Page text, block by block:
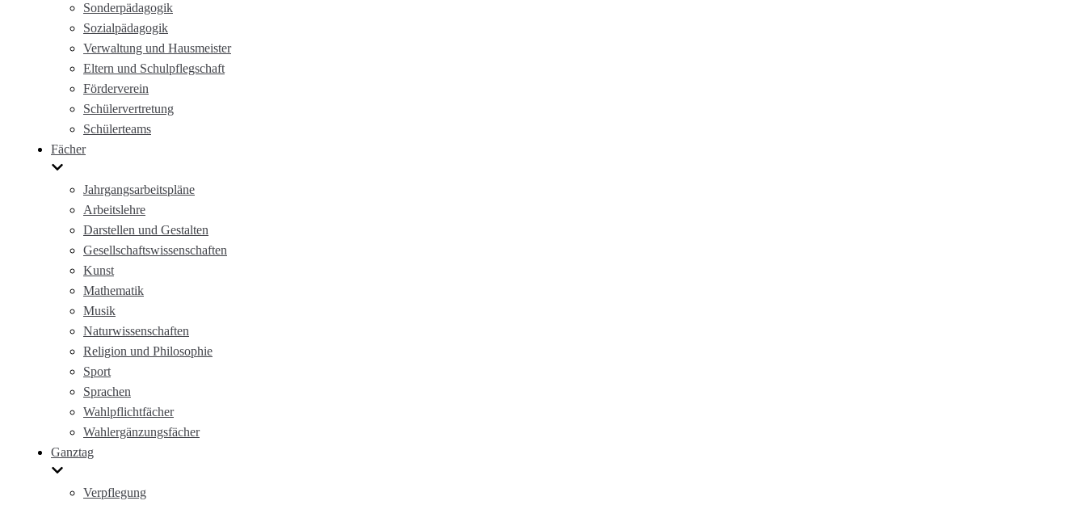
Sonderpädagogik
Sozialpädagogik
Verwaltung und Hausmeister
Eltern und Schulpflegschaft
Förderverein
Schülervertretung
Schülerteams
Fächer
Jahrgangsarbeitspläne
Arbeitslehre
Darstellen und Gestalten
Gesellschaftswissenschaften
Kunst
Mathematik
Musik
Naturwissenschaften
Religion und Philosophie
Sport
Sprachen
Wahlpflichtfächer
Wahlergänzungsfächer
Ganztag
Verpflegung